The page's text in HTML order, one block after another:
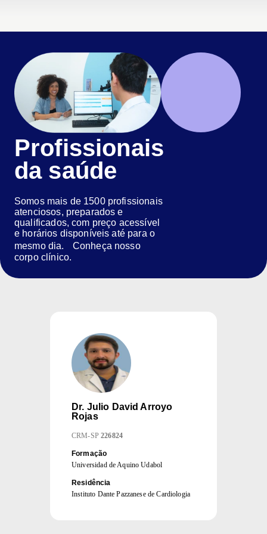
Profissionais
da saúde
Somos mais de 1500 profissionais
atenciosos, preparados e
qualificados, com preço acessível
e horários disponíveis até para o
mesmo dia. Conheça nosso
corpo clínico.
Dr. Julio David Arroyo
Rojas
CRM-SP 226824
Formação
Universidad de Aquino Udabol
Residência
Instituto Dante Pazzanese de Cardiologia